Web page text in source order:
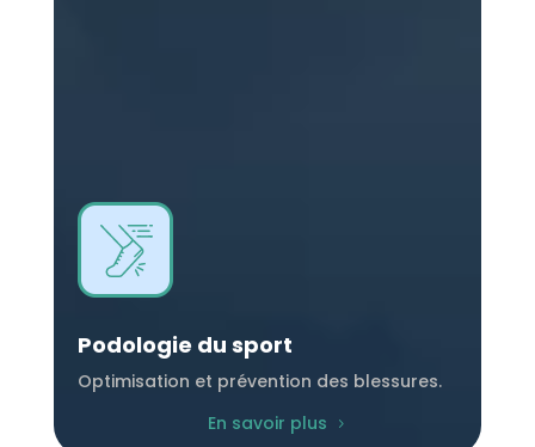
Podologie du sport
Optimisation et prévention des blessures.
En savoir plus